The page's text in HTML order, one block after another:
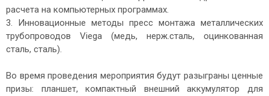
расчета на компьютерных программах.
3. Инновационные методы пресс монтажа металлических
трубопроводов Viega (медь, нерж.сталь, оцинкованная
сталь, сталь).
Во время проведения мероприятия будут разыграны ценные
призы: планшет, компактный внешний аккумулятор для